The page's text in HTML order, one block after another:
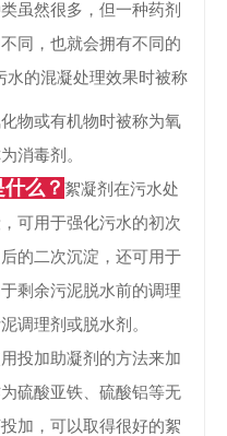
虽然很多，但一种药剂
同，也就会拥有不同的
水的混凝处理效果时被称
物或有机物时被称为氧
消毒剂。
么？ 絮凝剂在污水处
可用于强化污水的初次
的二次沉淀，还可用于
剩余污泥脱水前的调理
调理剂或脱水剂。
投加助凝剂的方法来加
硫酸亚铁、硫酸铝等无
加，可以取得很好的絮